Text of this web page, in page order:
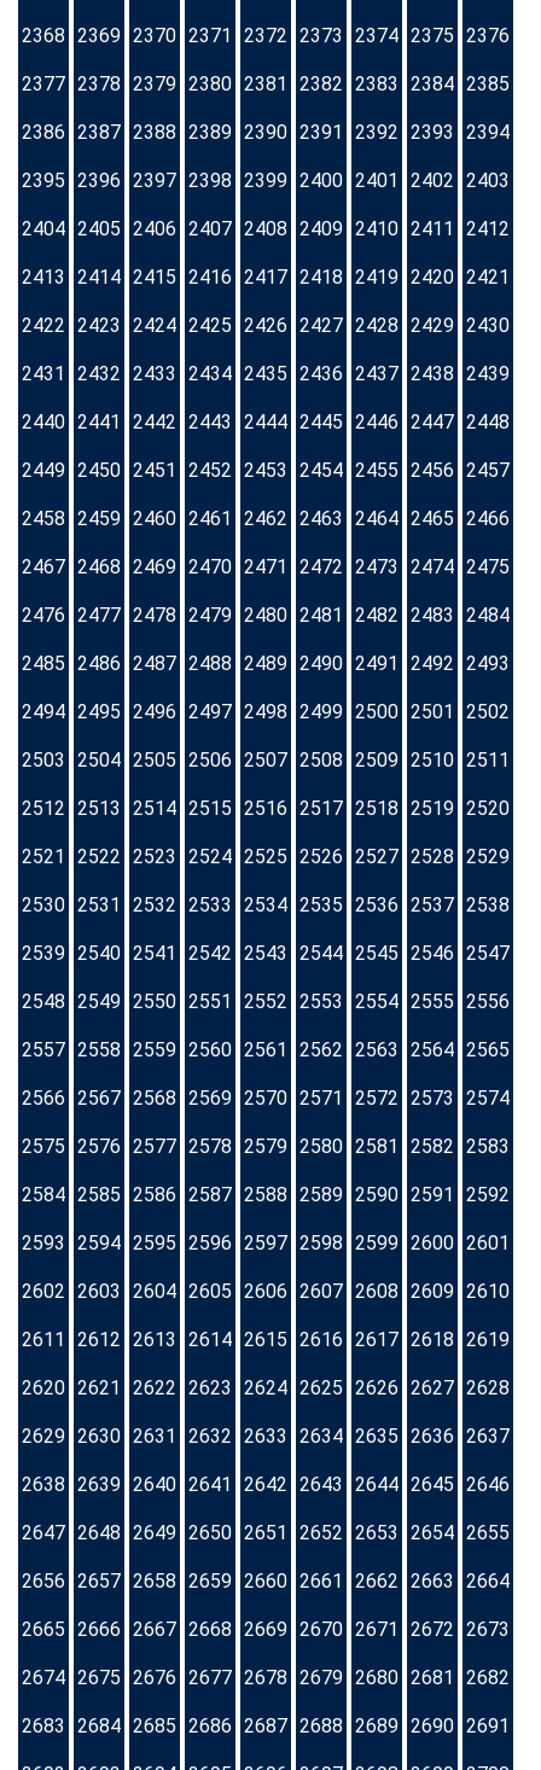
2368 2369 2370 2371 2372 2373 2374 2375 2376
2377 2378 2379 2380 2381 2382 2383 2384 2385
2386 2387 2388 2389 2390 2391 2392 2393 2394
2395 2396 2397 2398 2399 2400 2401 2402 2403
2404 2405 2406 2407 2408 2409 2410 2411 2412
2413 2414 2415 2416 2417 2418 2419 2420 2421
2422 2423 2424 2425 2426 2427 2428 2429 2430
2431 2432 2433 2434 2435 2436 2437 2438 2439
2440 2441 2442 2443 2444 2445 2446 2447 2448
2449 2450 2451 2452 2453 2454 2455 2456 2457
2458 2459 2460 2461 2462 2463 2464 2465 2466
2467 2468 2469 2470 2471 2472 2473 2474 2475
2476 2477 2478 2479 2480 2481 2482 2483 2484
2485 2486 2487 2488 2489 2490 2491 2492 2493
2494 2495 2496 2497 2498 2499 2500 2501 2502
2503 2504 2505 2506 2507 2508 2509 2510 2511
2512 2513 2514 2515 2516 2517 2518 2519 2520
2521 2522 2523 2524 2525 2526 2527 2528 2529
2530 2531 2532 2533 2534 2535 2536 2537 2538
2539 2540 2541 2542 2543 2544 2545 2546 2547
2548 2549 2550 2551 2552 2553 2554 2555 2556
2557 2558 2559 2560 2561 2562 2563 2564 2565
2566 2567 2568 2569 2570 2571 2572 2573 2574
2575 2576 2577 2578 2579 2580 2581 2582 2583
2584 2585 2586 2587 2588 2589 2590 2591 2592
2593 2594 2595 2596 2597 2598 2599 2600 2601
2602 2603 2604 2605 2606 2607 2608 2609 2610
2611 2612 2613 2614 2615 2616 2617 2618 2619
2620 2621 2622 2623 2624 2625 2626 2627 2628
2629 2630 2631 2632 2633 2634 2635 2636 2637
2638 2639 2640 2641 2642 2643 2644 2645 2646
2647 2648 2649 2650 2651 2652 2653 2654 2655
2656 2657 2658 2659 2660 2661 2662 2663 2664
2665 2666 2667 2668 2669 2670 2671 2672 2673
2674 2675 2676 2677 2678 2679 2680 2681 2682
2683 2684 2685 2686 2687 2688 2689 2690 2691